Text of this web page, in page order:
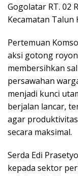
Gogolatar RT. 02
Kecamatan Talun
Pertemuan
aksi gotong
membersihkan
persawahan
menjadi kunci
berjalan lancar,
agar
secara maksimal.
Serda Edi
kepada sektor